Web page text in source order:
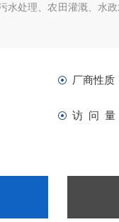
水处理、农田灌溉、水
厂商性质
访 问 量